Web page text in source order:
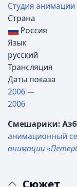
Студия анимации
Страна
Россия
Язык
русский
Трансляция
Даты показа
2006 —
2006
Смешарики:
анимационный
анимации
Сюжет